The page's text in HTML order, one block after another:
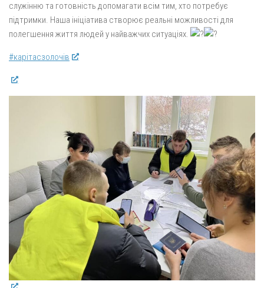
служінню та готовність допомагати всім тим, хто потребує
підтримки. Наша ініціатива створює реальні можливості для
полегшення життя людей у найважчих ситуаціях.
#карітасзолочів